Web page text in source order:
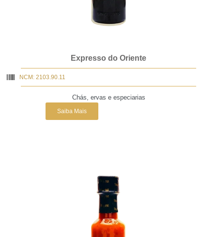
Expresso do Oriente
NCM: 2103.90.11
Chás, ervas e especiarias
Saiba Mais